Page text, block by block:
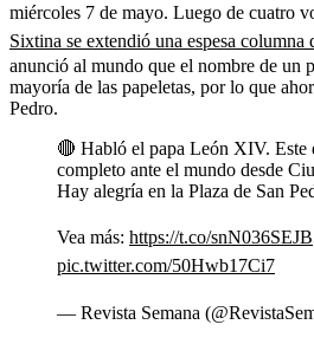
miércoles 7 de mayo. Luego de cuatro
Sixtina se extendió una espesa columna
anunció al mundo que el nombre de un
mayoría de las papeletas, por lo que
Pedro.
🔴 Habló el papa León XIV. Este
completo ante el mundo desde
Hay alegría en la Plaza de San
Vea más: https://t.co/snN036SEJB
pic.twitter.com/50Hwb17Ci7
— Revista Semana